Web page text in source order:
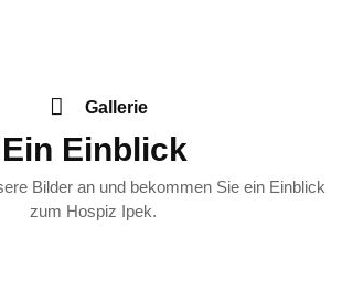
Gallerie
Ein Einblick
Bilder an und bekommen Sie ein Einblick
zum Hospiz Ipek.